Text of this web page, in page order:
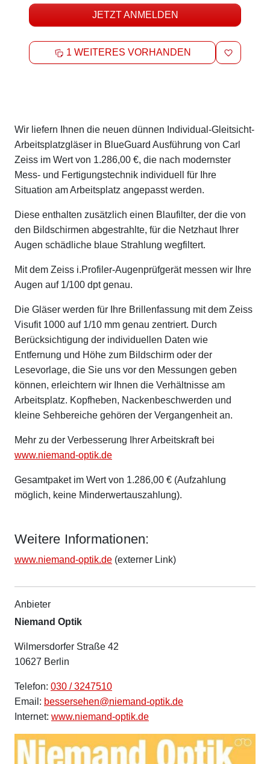
JETZT ANMELDEN
1 WEITERES VORHANDEN MERKEN
Beschreibung
Wir liefern Ihnen die neuen dünnen Individual-Gleitsicht-
Arbeitsplatzgläser in BlueGuard Ausführung von Carl
Zeiss im Wert von 1.286,00 €, die nach modernster
Mess- und Fertigungstechnik individuell für Ihre
Situation am Arbeitsplatz angepasst werden.
Diese enthalten zusätzlich einen Blaufilter, der die von
den Bildschirmen abgestrahlte, für die Netzhaut Ihrer
Augen schädliche blaue Strahlung wegfiltert.
Mit dem Zeiss i.Profiler-Augenprüfgerät messen wir Ihre
Augen auf 1/100 dpt genau.
Die Gläser werden für Ihre Brillenfassung mit dem Zeiss
Visufit 1000 auf 1/10 mm genau zentriert. Durch
Berücksichtigung der individuellen Daten wie
Entfernung und Höhe zum Bildschirm oder der
Lesevorlage, die Sie uns vor den Messungen geben
können, erleichtern wir Ihnen die Verhältnisse am
Arbeitsplatz. Kopfheben, Nackenbeschwerden und
kleine Sehbereiche gehören der Vergangenheit an.
Mehr zu der Verbesserung Ihrer Arbeitskraft bei
www.niemand-optik.de
Gesamtpaket im Wert von 1.286,00 € (Aufzahlung
möglich, keine Minderwertauszahlung).
Weitere Informationen:
www.niemand-optik.de (externer Link)
Anbieter
Niemand Optik
Wilmersdorfer Straße 42
10627 Berlin
Telefon: 030 / 3247510
Email: bessersehen@niemand-optik.de
Internet: www.niemand-optik.de